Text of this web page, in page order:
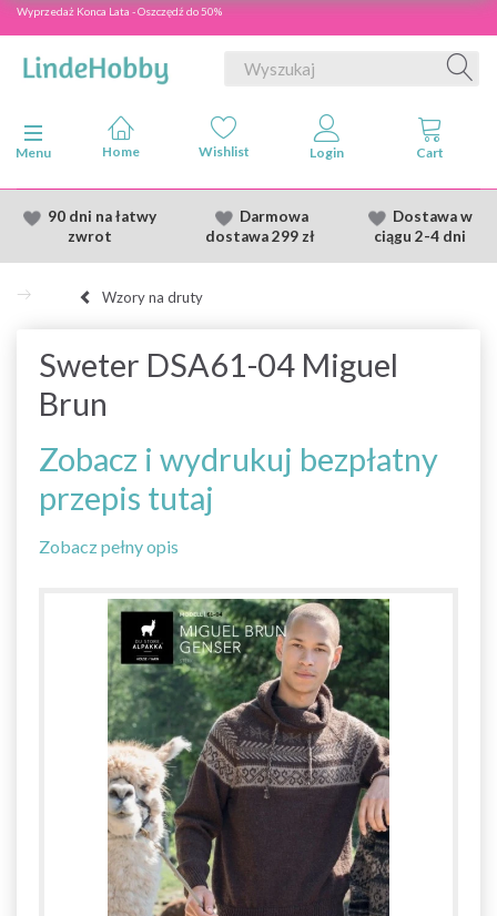
Wyprzedaż Konca Lata - Oszczędź do 50%
Przełącz nawigację
Menu
90 dni na łatwy
zwrot
Darmowa
dostawa299 zł
Dostawaw
ciągu 2-4 dni
Wzory na druty
Sweter DSA61-04 Miguel
Brun
Zobacz i wydrukuj bezpłatny
przepis tutaj
Zobacz pełny opis